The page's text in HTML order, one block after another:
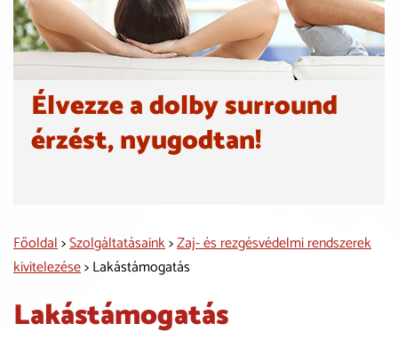
Élvezze a dolby surround
érzést, nyugodtan!
Főoldal>Szolgáltatásaink>Zaj- és rezgésvédelmi rendszerek
kivitelezése> Lakástámogatás
Lakástámogatás